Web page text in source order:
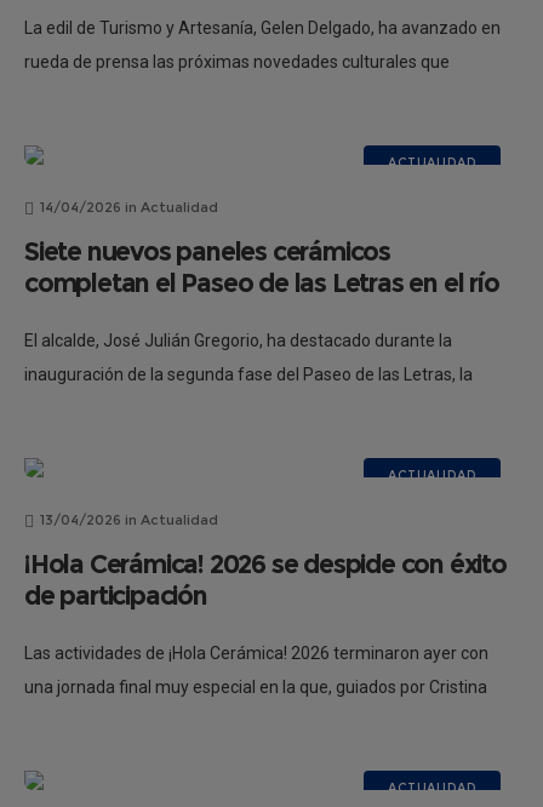
La edil de Turismo y Artesanía, Gelen Delgado, ha avanzado en
rueda de prensa las próximas novedades culturales que
ACTUALIDAD
14/04/2026 in Actualidad
Siete nuevos paneles cerámicos
completan el Paseo de las Letras en el río
El alcalde, José Julián Gregorio, ha destacado durante la
inauguración de la segunda fase del Paseo de las Letras, la
ACTUALIDAD
13/04/2026 in Actualidad
¡Hola Cerámica! 2026 se despide con éxito
de participación
Las actividades de ¡Hola Cerámica! 2026 terminaron ayer con
una jornada final muy especial en la que, guiados por Cristina
ACTUALIDAD